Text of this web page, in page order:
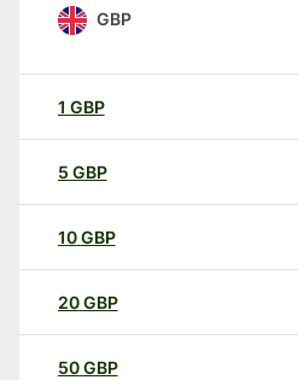
GBP
1 GBP
5 GBP
10GBP
20GBP
50GBP